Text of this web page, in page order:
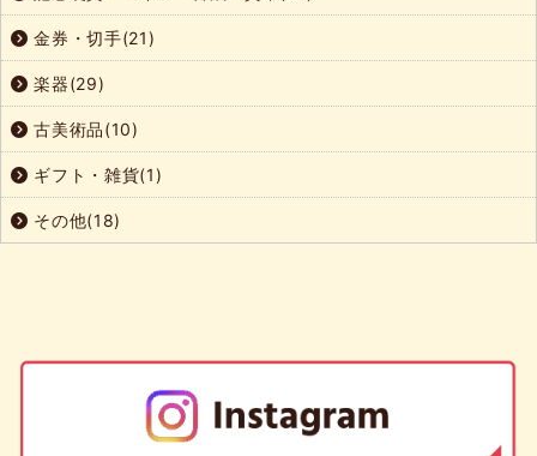
金券・切手(21)
楽器(29)
古美術品(10)
ギフト・雑貨(1)
その他(18)